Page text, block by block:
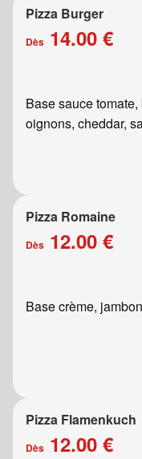
Pizza Burger
Dès 14.00 €
Base sauce
oignons, cheddar,
Pizza Romaine
Dès 12.00 €
Base crème,
Pizza Flamenkuch
Dès 12.00 €